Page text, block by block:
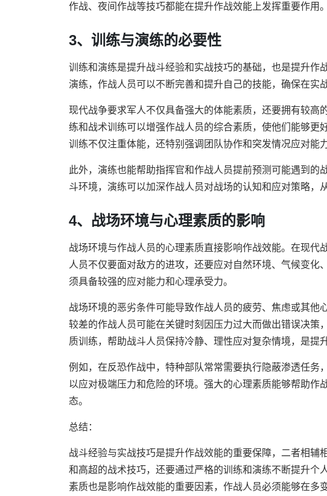
作战、夜间作战等技巧都能在提升作战效能上发挥重要作用。
3、训练与演练的必要性
训练和演练是提升战斗经验和实战技巧的基础，也是提升作
演练，作战人员可以不断完善和提升自己的技能，确保在实
现代战争要求军人不仅具备强大的体能素质，还要拥有较高
练和战术训练可以增强作战人员的综合素质，使他们能够更
训练不仅注重体能，还特别强调团队协作和突发情况应对能
此外，演练也能帮助指挥官和作战人员提前预测可能遇到的
斗环境，演练可以加深作战人员对战场的认知和应对策略，
4、战场环境与心理素质的影响
战场环境与作战人员的心理素质直接影响作战效能。在现代
人员不仅要面对敌方的进攻，还要应对自然环境、气候变化
须具备较强的应对能力和心理承受力。
战场环境的恶劣条件可能导致作战人员的疲劳、焦虑或其他
较差的作战人员可能在关键时刻因压力过大而做出错误决策
质训练，帮助战斗人员保持冷静、理性应对复杂情境，是提
例如，在反恐作战中，特种部队常常需要执行隐蔽渗透任务
以应对极端压力和危险的环境。强大的心理素质能够帮助作
态。
总结：
战斗经验与实战技巧是提升作战效能的重要保障，二者相辅
和高超的战术技巧，还要通过严格的训练和演练不断提升个
素质也是影响作战效能的重要因素，作战人员必须能够在多